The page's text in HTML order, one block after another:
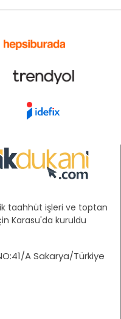
taahhüt işleri ve toptan
Karasu'da kuruldu
A Sakarya/Türkiye